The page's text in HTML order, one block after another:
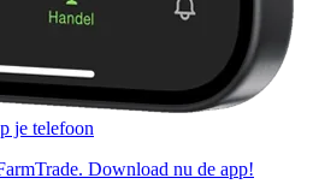
je telefoon
Download nu de app!